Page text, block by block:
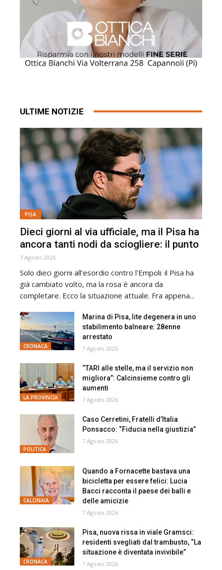
ULTIME NOTIZIE
PISA
Dieci giorni al via ufficiale, ma il Pisa ha
ancora tanti nodi da sciogliere: il punto
7 Agosto 2026
Solo dieci giorni all'esordio contro l'Empoli: il Pisa ha
già cambiato volto, ma la rosa è ancora da
completare. Ecco la situazione attuale. Fra appena...
CRONACA
Marina di Pisa, lite degenera in uno
stabilimento balneare: 28enne
arrestato
7 Agosto 2026
LA PROVINCIA
“TARI alle stelle, ma il servizio non
migliora”: Calcinsieme contro gli
aumenti
7 Agosto 2026
POLITICA
Caso Cerretini, Fratelli d’Italia
Ponsacco: “Fiducia nella giustizia”
7 Agosto 2026
CALCINAIA
Quando a Fornacette bastava una
bicicletta per essere felici: Lucia
Bacci racconta il paese dei balli e
delle amicizie
7 Agosto 2026
CRONACA
Pisa, nuova rissa in viale Gramsci:
residenti svegliati dal trambusto, “La
situazione è diventata invivibile”
7 Agosto 2026